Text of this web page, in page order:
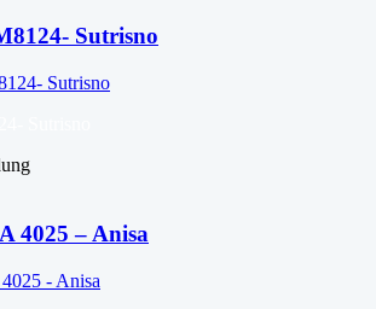
Sutrisno
4025 – Anisa